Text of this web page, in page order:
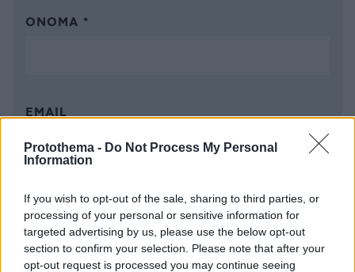
Protothema - Do Not Process My Personal
Information
If you wish to opt-out of the sale, sharing to third parties, or
processing of your personal or sensitive information for
targeted advertising by us, please use the below opt-out
section to confirm your selection. Please note that after your
opt-out request is processed you may continue seeing
ΌΝΟΜΑ *
EMAIL
ΣΧΌΛΙΟ *